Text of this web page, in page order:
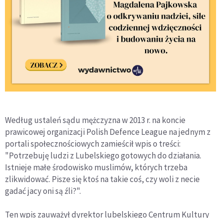
Według ustaleń sądu mężczyzna w 2013 r. na koncie
prawicowej organizacji Polish Defence League na jednym z
portali społecznościowych zamieścił wpis o treści:
"Potrzebuję ludzi z Lubelskiego gotowych do działania.
Istnieje małe środowisko muslimów, których trzeba
zlikwidować. Pisze się ktoś na takie coś, czy woli z necie
gadać jacy oni są źli?".
Ten wpis zauważył dyrektor lubelskiego Centrum Kultury